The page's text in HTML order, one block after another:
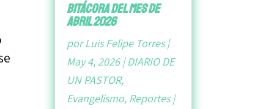
bitácora del mes de
abril 2026
porLuis Felipe Torres|
May 4, 2026|DIARIO DE
UN PASTOR,
Evangelismo, Reportes|